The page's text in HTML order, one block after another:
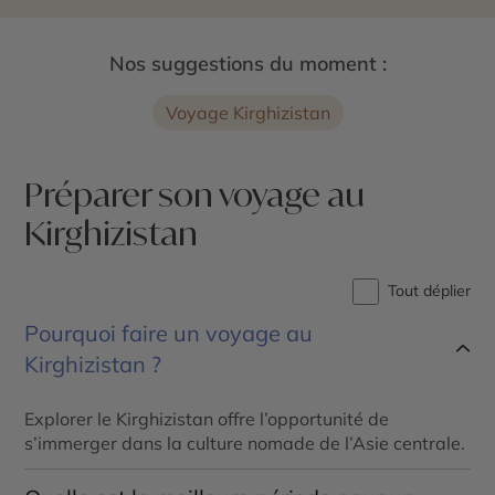
Nos suggestions du moment :
Voyage Kirghizistan
Préparer son voyage au
Kirghizistan
Tout déplier
Pourquoi faire un voyage au
Kirghizistan ?
Explorer le Kirghizistan offre l’opportunité de
s’immerger dans la culture nomade de l’Asie centrale.